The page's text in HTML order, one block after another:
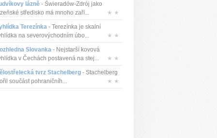
lázně- Świeradów-Zdrój jako
středisko má mnoho zaří...
★ ★
Terezínka- Terezínka je skalní
na severovýchodním úbo...
★ ★
Slovanka- Nejstarší kovová
v Čechách postavená na stej...
★ ★
tvrz Stachelberg- Stachelberg
součást pohraničníh...
★ ★